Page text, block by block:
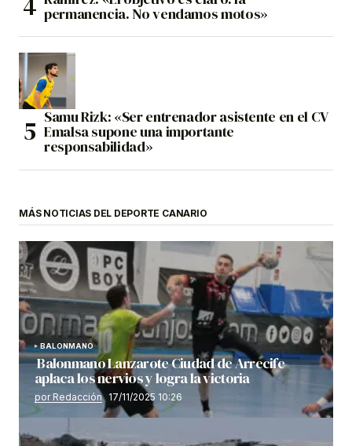
permanencia. No vendamos motos»
Samu Rizk: «Ser entrenador asistente en el CV
Emalsa supone una importante
responsabilidad»
MÁS NOTICIAS DEL DEPORTE CANARIO
BALONMANO
Balonmano Lanzarote Ciudad de Arrecife
aplaca los nervios y logra la victoria
por Redacción 17/11/2025 10:26